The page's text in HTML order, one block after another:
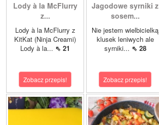
Lody à la McFlurry
z...
Lody à la McFlurry z
KitKat (Ninja Creami)
Lody à la... ⇖ 21
Zobacz przepis!
Jagodowe syrniki z
sosem...
Nie jestem wielbicielką
klusek leniwych ale
syrniki... ⇖ 28
Zobacz przepis!